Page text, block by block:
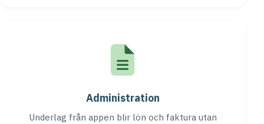
Administration
Underlag från appen blir lön och faktura utan